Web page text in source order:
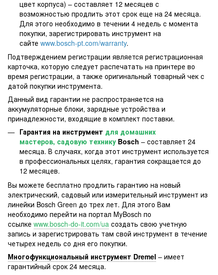
цвет корпуса) – составляет 12 месяцев с
возможностью продлить этот срок еще на 24 месяца.
Для этого необходимо в течении 4 недель с момента
покупки, зарегистрировать инструмент на
сайте www.bosch-pt.com/warranty.
Подтверждением регистрации является регистрационная
карточка, которую следует распечатать на принтере во
время регистрации, а также оригинальный товарный чек с
датой покупки инструмента.
Данный вид гарантии не распространяется на
аккумуляторные блоки, зарядные устройства и
принадлежности, входящие в комплект поставки.
Гарантия на инструмент для домашних
мастеров, садовую технику Bosch – составляет 24
месяца. В случаях, когда этот инструмент используется
в профессиональных целях, гарантия сокращается до
12 месяцев.
Вы можете бесплатно продлить гарантию на новый
электрический, садовый или измерительный инструмент из
линейки Bosch Green до трех лет. Для этого Вам
необходимо перейти на портал MyBosch по
ссылке www.bosch-do-it.com/ua создать свою учетную
запись и зарегистрировать там свой инструмент в течение
четырех недель со дня его покупки.
Многофункциональный инструмент Dremel – имеет
гарантийный срок 24 месяца.